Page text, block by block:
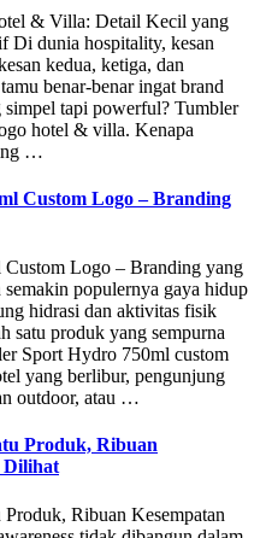
& Villa: Detail Kecil yang
dunia hospitality, kesan
kedua, ketiga, dan
benar-benar ingat brand
simpel tapi powerful? Tumbler
hotel & villa. Kenapa
…
Custom Logo – Branding
Logo – Branding yang
populernya gaya hidup
hidrasi dan aktivitas fisik
satu produk yang sempurna
Sport Hydro 750ml custom
yang berlibur, pengunjung
outdoor, atau …
Produk, Ribuan
Dilihat
Ribuan Kesempatan